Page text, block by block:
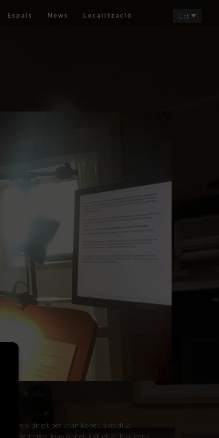
Espais News Localització Cat
Waldren, dirigit per Joan Bonet. Estudi 2:
dirigido por Joan Bonet. Estudi 2: Toni Pons